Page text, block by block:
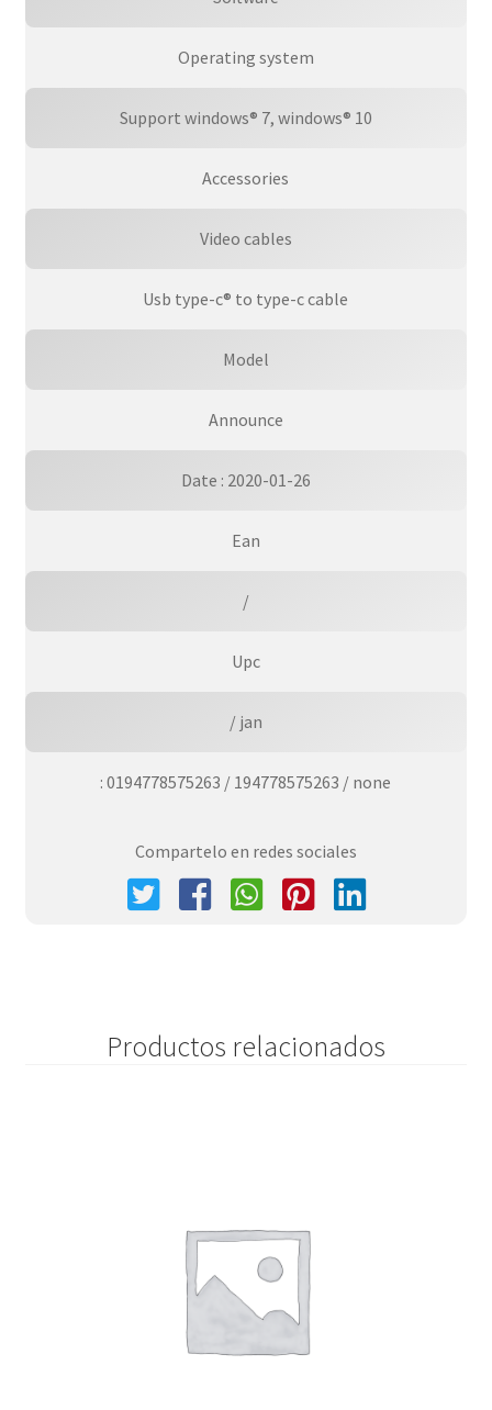
Operating system
Support windows® 7, windows® 10
Accessories
Video cables
Usb type-c® to type-c cable
Model
Announce
Date : 2020-01-26
Ean
/
Upc
/ jan
: 0194778575263 / 194778575263 / none
Compartelo en redes sociales
Productos relacionados